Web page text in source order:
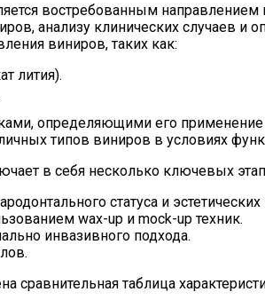
востребованным
анализу клинических случаев и
виниров, таких как:
лития).
определяющими его
типов виниров в условиях
в себя несколько ключевых
статуса и
wax-up и mock-up техник.
инвазивного подхода.
сравнительная таблица